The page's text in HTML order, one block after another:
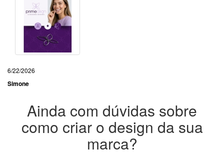
6/22/2026
Simone
Ainda com dúvidas sobre
como criar o design da sua
marca?